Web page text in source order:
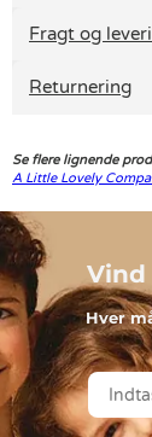
Fragt og
Returnering
Se flere lignende
A Little Lovely
Vind
Hver